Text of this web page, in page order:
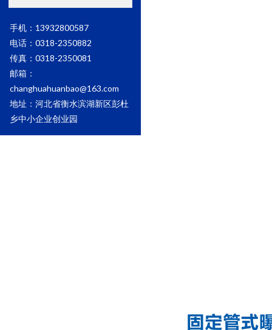
手机：13932800587
电话：0318-2350882
传真：0318-2350081
邮箱：
changhuahuanbao@163.com
地址：河北省衡水滨湖新区彭杜
乡中小企业创业园